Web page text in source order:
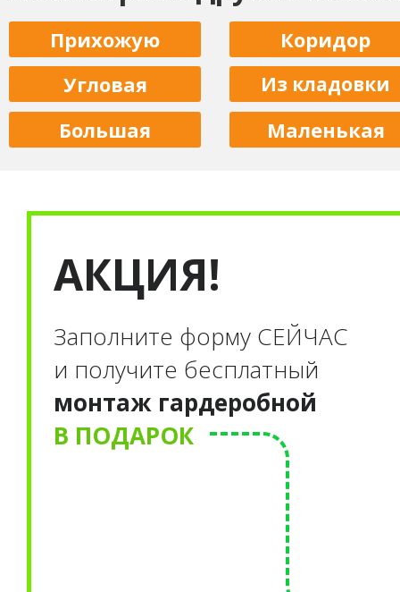
Заполните форму СЕЙЧАС
и получите бесплатный
монтаж гардеробной
В ПОДАРОК
Маленькая
Коридор
Прихожую
Из кладовки
Большая
Угловая
АКЦИЯ!